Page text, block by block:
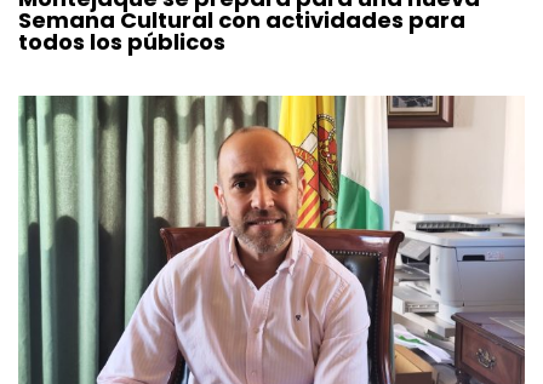
Semana Cultural con actividades para
todos los públicos